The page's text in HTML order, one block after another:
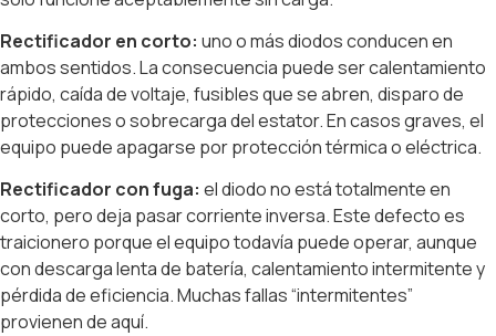
Rectificador en corto: uno o más diodos conducen en
ambos sentidos. La consecuencia puede ser calentamiento
rápido, caída de voltaje, fusibles que se abren, disparo de
protecciones o sobrecarga del estator. En casos graves, el
equipo puede apagarse por protección térmica o eléctrica.
Rectificador con fuga: el diodo no está totalmente en
corto, pero deja pasar corriente inversa. Este defecto es
traicionero porque el equipo todavía puede operar, aunque
con descarga lenta de batería, calentamiento intermitente y
pérdida de eficiencia. Muchas fallas “intermitentes”
provienen de aquí.